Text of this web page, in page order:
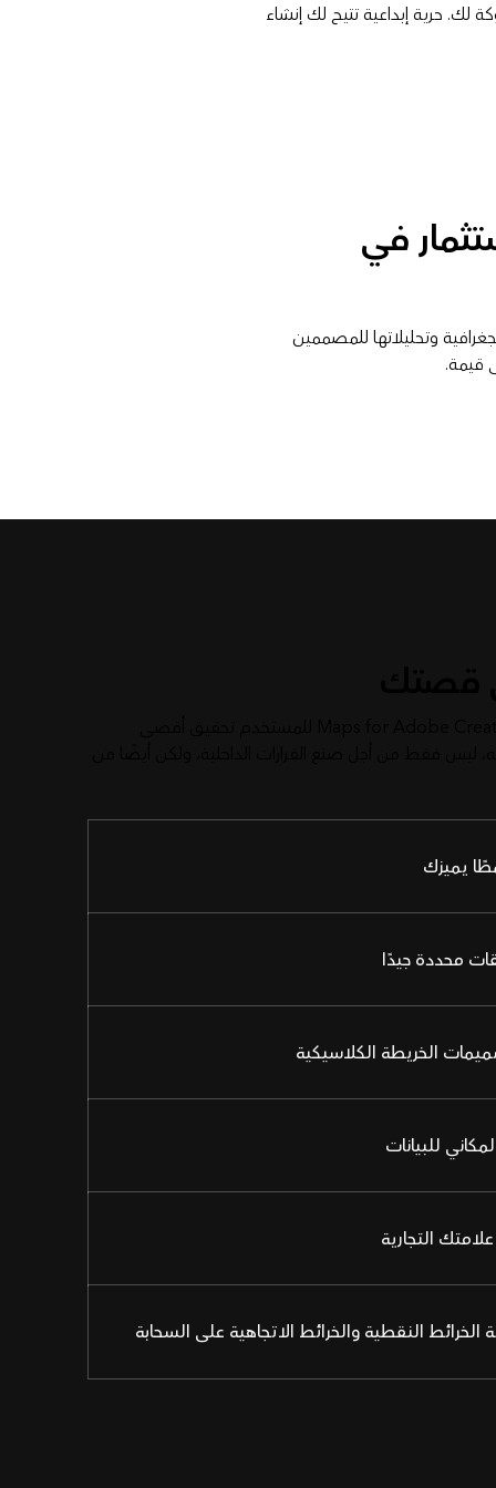
لك. حرية إبداعية تتيح لك إنشاء
في
وتحليلاتها للمصممين
قيمة.
يميزك
محددة جيدًا
الخريطة الكلاسيكية
للبيانات
التجارية
النقطية والخرائط الاتجاهية على السحابة